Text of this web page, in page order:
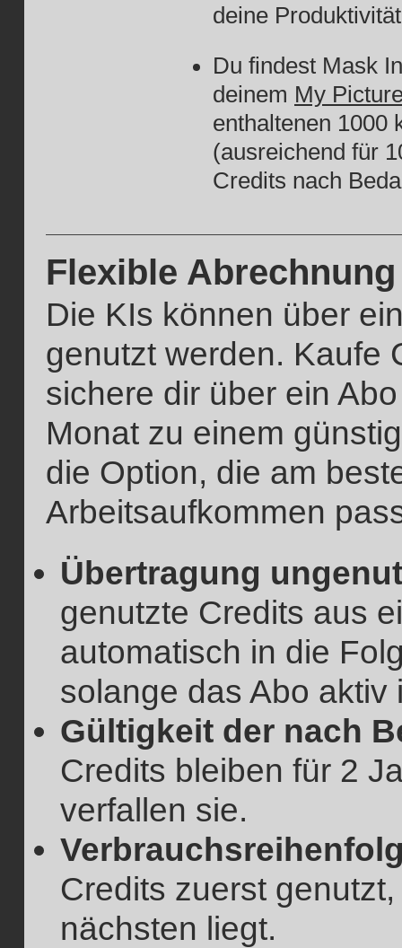
deine
Du findest Mask
deinem My
enthaltenen 1000
(ausreichend für
Credits nach
Flexible
Die KIs können über
genutzt werden. Kaufe
sichere dir über ein
Monat zu einem
die Option, die am
Arbeitsaufkommen
Übertragung
genutzte Credits aus
automatisch in die
solange das Abo aktiv
Gültigkeit der nach
Credits bleiben für 2
verfallen sie.
Credits zuerst
nächsten liegt.